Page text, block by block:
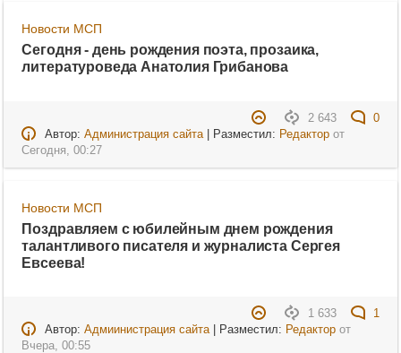
Новости МСП
Сегодня - день рождения поэта, прозаика,
литературоведа Анатолия Грибанова
2 643
0
Автор: Администрация сайта| Разместил: Редакторот
Сегодня, 00:27
Новости МСП
Поздравляем с юбилейным днем рождения
талантливого писателя и журналиста Сергея
Евсеева!
1 633
1
Автор: Адмиинистрация сайта| Разместил: Редакторот
Вчера, 00:55